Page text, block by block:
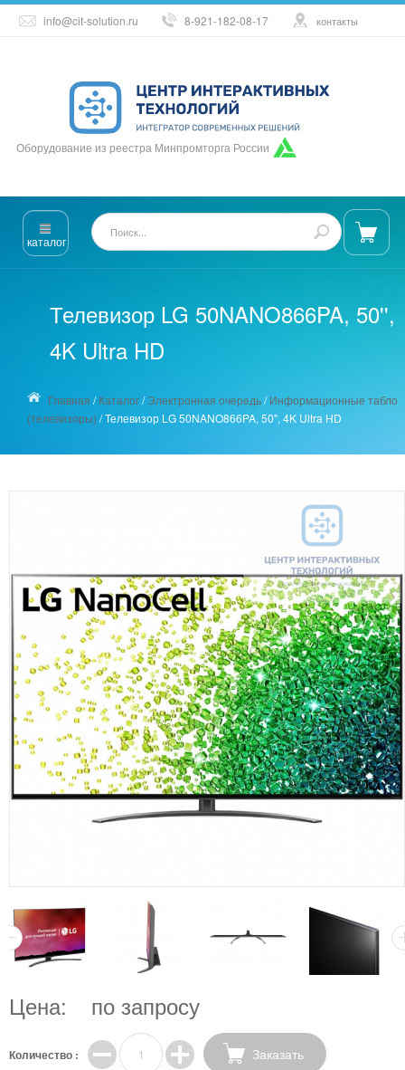
info@cit-solution.ru 8-921-182-08-17 контакты
Оборудование из реестра Минпромторга России
каталог
Телевизор LG 50NANO866PA, 50'',
4K Ultra HD
Главная /Каталог/Электронная очередь/Информационные табло
(телевизоры) /Телевизор LG 50NANO866PA, 50'', 4K Ultra HD
Цена: по запросу
Количество : Заказать